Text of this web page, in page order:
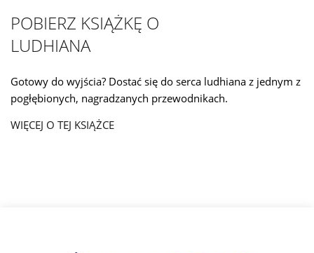
POBIERZ KSIĄŻKĘ O
LUDHIANA
Gotowy do wyjścia? Dostać się do serca ludhiana z jednym z
pogłębionych, nagradzanych przewodnikach.
WIĘCEJ O TEJ KSIĄŻCE